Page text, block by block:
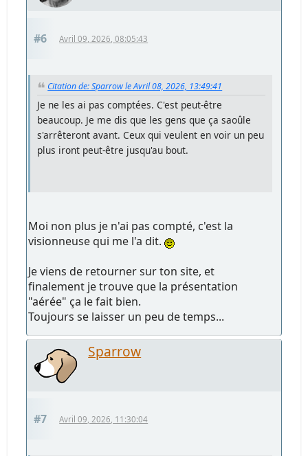
#6 Avril 09, 2026, 08:05:43
Citation de: Sparrow le Avril 08, 2026, 13:49:41
Je ne les ai pas comptées. C'est peut-être
beaucoup. Je me dis que les gens que ça saoûle
s'arrêteront avant. Ceux qui veulent en voir un peu
plus iront peut-être jusqu'au bout.
Moi non plus je n'ai pas compté, c'est la
visionneuse qui me l'a dit.
Je viens de retourner sur ton site, et
finalement je trouve que la présentation
"aérée" ça le fait bien.
Toujours se laisser un peu de temps...
Sparrow
#7 Avril 09, 2026, 11:30:04